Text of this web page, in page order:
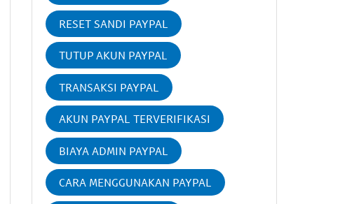
RESET SANDI PAYPAL
TUTUP AKUN PAYPAL
TRANSAKSI PAYPAL
AKUN PAYPAL TERVERIFIKASI
BIAYA ADMIN PAYPAL
CARA MENGGUNAKAN PAYPAL